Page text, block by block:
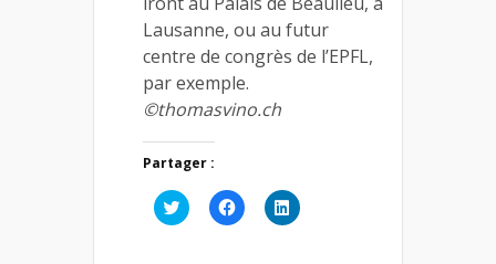
Lausanne, ou au futur
centre de congrès de l’EPFL,
par exemple.
©thomasvino.ch
Partager :
Cliquez
pour
Cliquez
pour
Cliquez
pour